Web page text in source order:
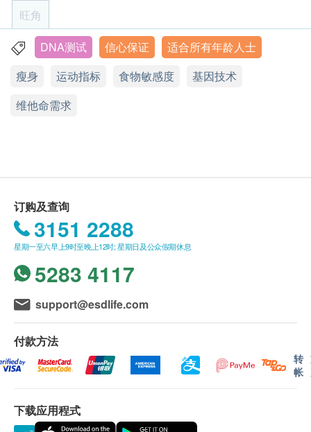
维他命 A
维他命 B6
维他命 B9
维他命 B12
维他命 C
维他命 D
维他命 E
运动量
运动效果
报告
由註冊营养师提供咨询及讲解报告
旨于将个人基因体及生活习惯和健康状况结合。改变
饮食及生活习惯比改变基因容易。分子生物学的进步
对营养学起了革命性作用。
真正的个人化膳食是根据年龄、身体构造、工作、活
动及基因型的营养需要。利用基因数据对膳食选择作
出指导，让你了解基因对膳食、食物和新陈代谢的影
响。
方面，有助您订立膳食指导及运动计划。
注: 『DNA+』の营养基因测试从23组对新陈代谢、饮
食行为、饱足感及对运动反应有影响基因中抽取出来
的27个SNPs。用于『DNA+』の营养测试的基因都与
您的体重及健康有密切关系，且绝对符合测试的严格
要求。
客户可以选择到ApexHealth检测中心自取测试套装
或将测试套装快递到指定地点(运费到付)
报告-
内(由确认付款日期起计)接受有关检查，逾期作
废。
报告时间： 一般情况下，报告将于检测后约 2星期
完成（不包括星期六、日及公众假期）。部分特定
测试的报告时间或有不同，例如：ALEX2® 过敏
测试报告需时约 7个工作天。 (其他指定性传染病
解。请注意，报告讲解的轮候时间或会因应个别化
验项目所需时间或客户指定时段等因素而有所调
整。
三者及／或退款。
如有任何争议，「健康网购health.ESDlife」及
ApexHealth
免责声明：
所有健康检查/服务并非作为医务诊断或治疗用
咨询有认可资格的医生，作出诊断及治疗。
本服务/产品由商户提供。生活易【健康网购
旺角
香港九龙弥敦道555号九龙行21楼1-3单位 (油麻地A1出口)
显示地图
星期一至五︰10:00a.m. – 1:00p.m. ; 3:00p.m. – 6:00p.m.
DNA测试 信心保证
适合所有年龄人士
瘦身
运动指标 食物敏感度
基因技术
维他命需求
订购及查询
3151 2288
星期一至六早上9时至晚上12时; 星期日及公众假期休息
5283 4117
support@esdlife.com
付款方法
转
帐
下载应用程式